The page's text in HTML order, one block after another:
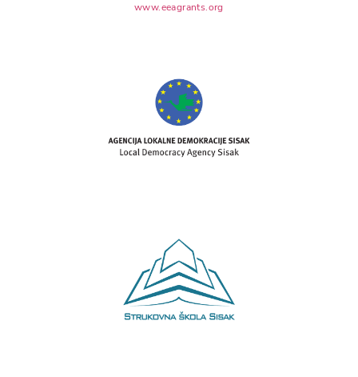
www.eeagrants.org